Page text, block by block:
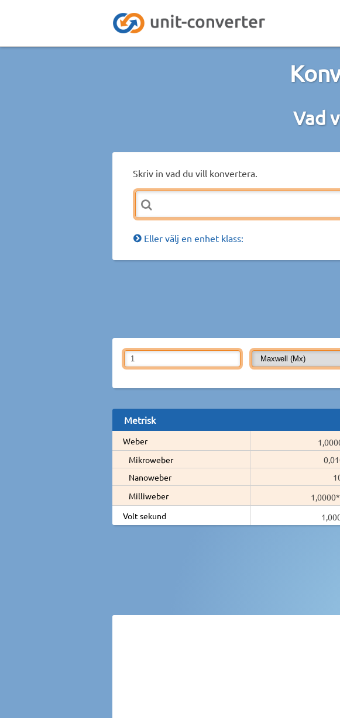
Vad
Skriv in vad du vill konvertera.
Eller välj en enhet klass:
Metrisk
Weber
Mikroweber
Nanoweber
Milliweber
Volt sekund